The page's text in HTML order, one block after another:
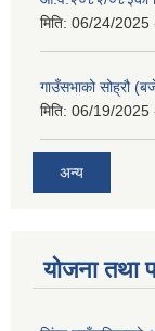
मिति: 06/24/2025
गाउँसभाको सोह्रौ
मिति: 06/19/2025
अन्य
योजना तथा